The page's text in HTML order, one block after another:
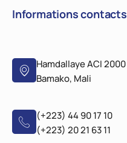
Informations contacts
Hamdallaye ACI 2000
Bamako, Mali
(+223) 44 90 17 10
(+223) 20 21 63 11